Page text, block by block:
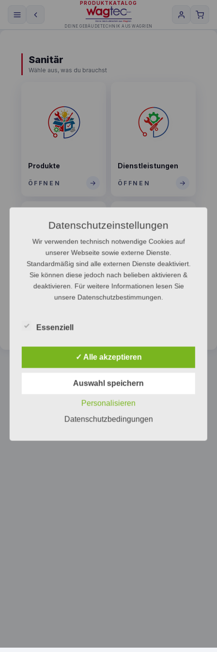
PRODUKTKATALOG
DEINE GEBÄUDETECHNIK AUS WAGRIEN
Sanitär
Wähle aus, was du brauchst
Produkte
ÖFFNEN →
Dienstleistungen
ÖFFNEN →
Wartung
ÖFFNEN →
Outlet
ÖFFNEN
Datenschutzeinstellungen
Wir verwenden technisch notwendige Cookies auf
unserer Webseite sowie externe Dienste.
Standardmäßig sind alle externen Dienste deaktiviert.
Sie können diese jedoch nach belieben aktivieren &
deaktivieren. Für weitere Informationen lesen Sie
unsere Datenschutzbestimmungen.
Essenziell
✓ Alle akzeptieren
Auswahl speichern
Personalisieren
Datenschutzbedingungen